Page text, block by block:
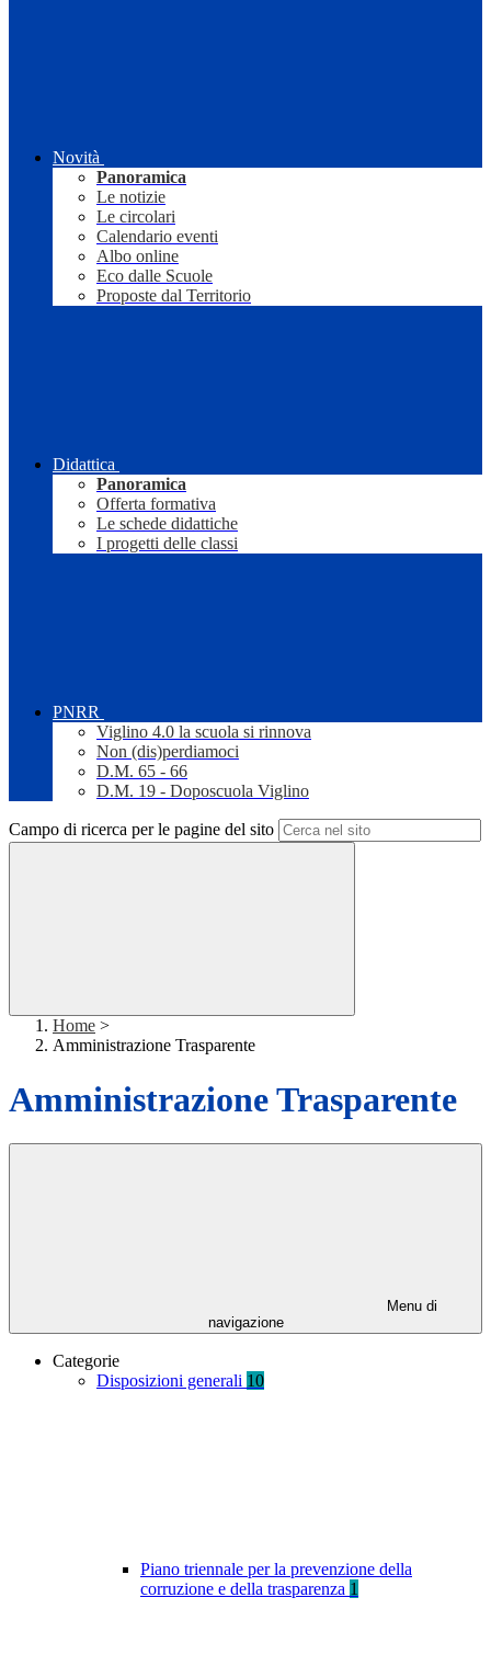
Novità
Panoramica
Le notizie
Le circolari
Calendario eventi
Albo online
Eco dalle Scuole
Proposte dal Territorio
Didattica
Panoramica
Offerta formativa
Le schede didattiche
I progetti delle classi
PNRR
Viglino 4.0 la scuola si rinnova
Non (dis)perdiamoci
D.M. 65 - 66
D.M. 19 - Doposcuola Viglino
Campo di ricerca per le pagine del sito
Home >
Amministrazione Trasparente
Amministrazione Trasparente
Menu di
navigazione
Categorie
Disposizioni generali 10
Piano triennale per la prevenzione della
corruzione e della trasparenza 1